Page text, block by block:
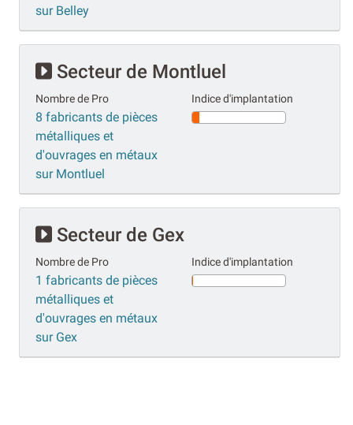
sur Belley
Secteur de Montluel
Nombre de Pro
8 fabricants de pièces
métalliques et
d'ouvrages en métaux
sur Montluel
Indice d'implantation
Secteur de Gex
Nombre de Pro
1 fabricants de pièces
métalliques et
d'ouvrages en métaux
sur Gex
Indice d'implantation